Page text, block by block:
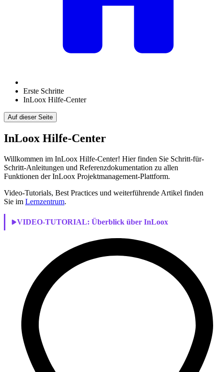
Erste Schritte
InLoox Hilfe-Center
Auf dieser Seite
InLoox Hilfe-Center
Willkommen im InLoox Hilfe-Center! Hier finden Sie Schritt-für-
Schritt-Anleitungen und Referenzdokumentation zu allen
Funktionen der InLoox Projektmanagement-Plattform.
Video-Tutorials, Best Practices und weiterführende Artikel finden
Sie im Lernzentrum.
VIDEO-TUTORIAL: Überblick über InLoox